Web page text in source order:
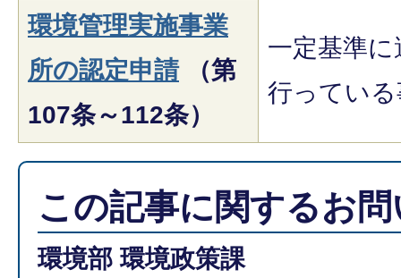
環境管理実施事業
所の認定申請（第
107条～112条）
一定基準
行ってい
この記事に関するお
環境部 環境政策課